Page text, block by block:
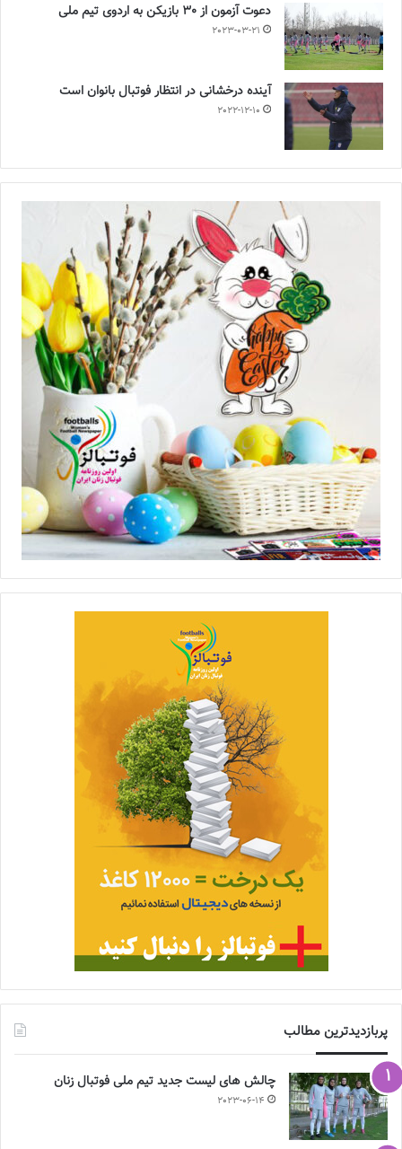
دعوت آزمون از 30 بازیکن به اردوی تیم ملی
2023-03-21
آینده درخشانی در انتظار فوتبال بانوان است
2022-12-10
پربازدیدترین مطالب
چالش هاى ليست جدید تيم ملى فوتبال زنان
2023-06-14